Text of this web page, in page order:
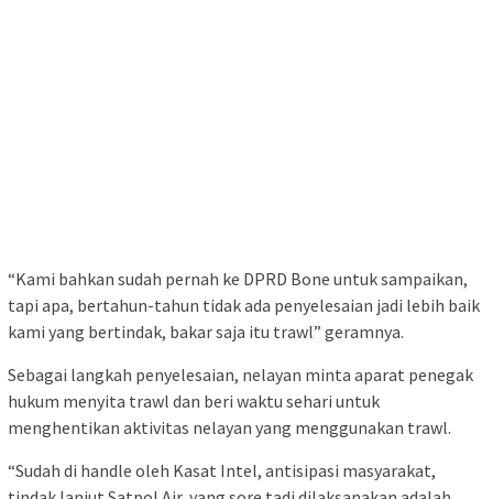
“Kami bahkan sudah pernah ke DPRD Bone untuk sampaikan,
tapi apa, bertahun-tahun tidak ada penyelesaian jadi lebih baik
kami yang bertindak, bakar saja itu trawl” geramnya.
Sebagai langkah penyelesaian, nelayan minta aparat penegak
hukum menyita trawl dan beri waktu sehari untuk
menghentikan aktivitas nelayan yang menggunakan trawl.
“Sudah di handle oleh Kasat Intel, antisipasi masyarakat,